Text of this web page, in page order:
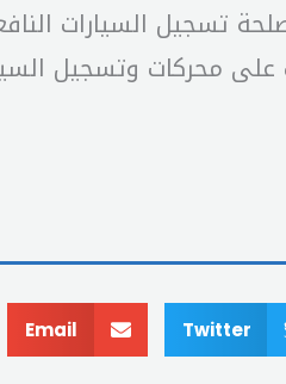
تسجيل السيارات
محركات وتسجيل
Twitter
Email